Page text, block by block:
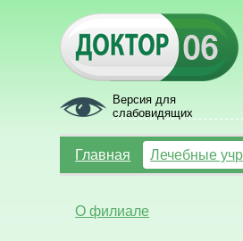
Версия для
слабовидящих
Главная Лечебные
О филиале